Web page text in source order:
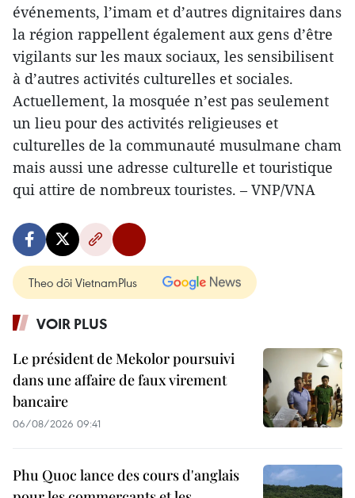
événements, l’imam et d’autres dignitaires dans
la région rappellent également aux gens d’être
vigilants sur les maux sociaux, les sensibilisent
à d’autres activités culturelles et sociales.
Actuellement, la mosquée n’est pas seulement
un lieu pour des activités religieuses et
culturelles de la communauté musulmane cham
mais aussi une adresse culturelle et touristique
qui attire de nombreux touristes. – VNP/VNA
Theo dõi VietnamPlus
VOIR PLUS
Le président de Mekolor poursuivi
dans une affaire de faux virement
bancaire
06/08/2026 09:41
Phu Quoc lance des cours d'anglais